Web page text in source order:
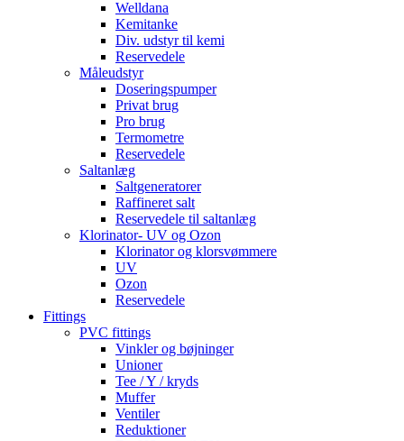
Welldana
Kemitanke
Div. udstyr til kemi
Reservedele
Måleudstyr
Doseringspumper
Privat brug
Pro brug
Termometre
Reservedele
Saltanlæg
Saltgeneratorer
Raffineret salt
Reservedele til saltanlæg
Klorinator- UV og Ozon
Klorinator og klorsvømmere
UV
Ozon
Reservedele
Fittings
PVC fittings
Vinkler og bøjninger
Unioner
Tee / Y / kryds
Muffer
Ventiler
Reduktioner